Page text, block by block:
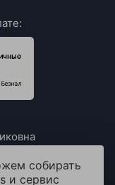
собирать
и сервис